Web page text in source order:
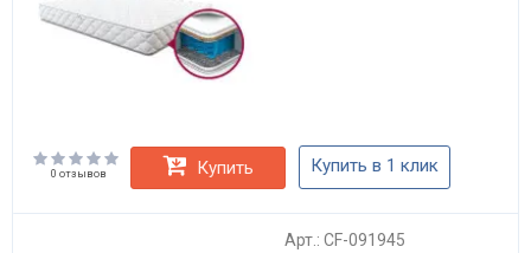
0 отзывов Купить Купить в 1 клик
Арт.: CF-091945